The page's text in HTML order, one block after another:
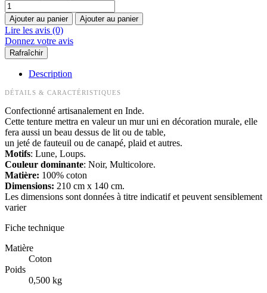
Ajouter au panier Ajouter au panier
Lire les avis (0)
Donnez votre avis
Description
DÉTAILS & CARACTÉRISTIQUES
Confectionné artisanalement en Inde.
Cette tenture mettra en valeur un mur uni en décoration murale, elle
fera aussi un beau dessus de lit ou de table,
un jeté de fauteuil ou de canapé, plaid et autres.
Motifs: Lune, Loups.
Couleur dominante: Noir, Multicolore.
Matière: 100% coton
Dimensions: 210 cm x 140 cm.
Les dimensions sont données à titre indicatif et peuvent sensiblement
varier
Fiche technique
Matière
Coton
Poids
0,500 kg